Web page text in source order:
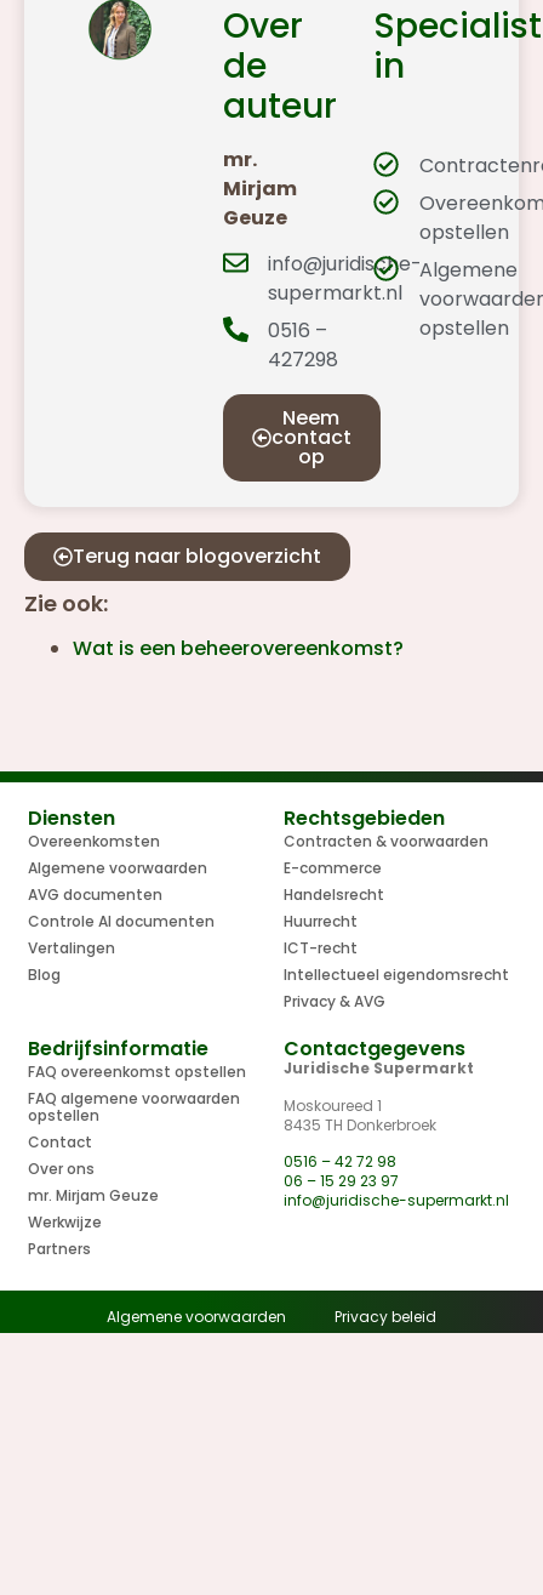
Over
de
auteur
mr.
Mirjam
Geuze
info@juridische-
supermarkt.nl
0516 –
427298
Neem
contact
op
Specialist
in
opstellen
Algemene
opstellen
Terug naar blogoverzicht
Zie ook:
Wat is een beheerovereenkomst?
Diensten
Overeenkomsten
Algemene voorwaarden
AVG documenten
Controle AI documenten
Vertalingen
Blog
Rechtsgebieden
Contracten & voorwaarden
E-commerce
Handelsrecht
Huurrecht
ICT-recht
Intellectueel eigendomsrecht
Privacy & AVG
Bedrijfsinformatie
FAQ overeenkomst opstellen
FAQ algemene voorwaarden
opstellen
Contact
Over ons
mr. Mirjam Geuze
Werkwijze
Partners
Contactgegevens
Juridische Supermarkt
Moskoureed 1
8435 TH Donkerbroek
0516 – 42 72 98
06 – 15 29 23 97
info@juridische-supermarkt.nl
Algemene voorwaarden Privacy beleid